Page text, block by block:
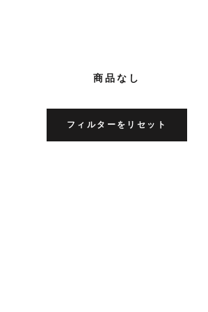
商品なし
フィルターをリセット